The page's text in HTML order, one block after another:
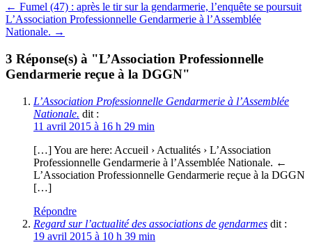
← Fumel (47) : après le tir sur la gendarmerie, l’enquête se poursuit
L’Association Professionnelle Gendarmerie à l’Assemblée
Nationale. →
3 Réponse(s) à "L’Association Professionnelle
Gendarmerie reçue à la DGGN"
L’Association Professionnelle Gendarmerie à l’Assemblée
Nationale. dit :
11 avril 2015 à 16 h 29 min
[…] You are here: Accueil › Actualités › L’Association
Professionnelle Gendarmerie à l’Assemblée Nationale. ←
L’Association Professionnelle Gendarmerie reçue à la DGGN
[…]
Répondre
Regard sur l’actualité des associations de gendarmes dit :
19 avril 2015 à 10 h 39 min